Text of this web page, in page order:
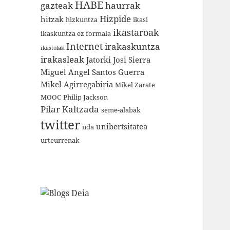
gazteakHABEhaurrak
hitzak hizkuntza Hizpide ikasi
ikaskuntza ez formala ikastaroak
ikastolak Internetirakaskuntza
irakasleak Jatorki Josi Sierra
Miguel Angel Santos Guerra
Mikel Agirregabiria Mikel Zarate
MOOC Philip Jackson
Pilar Kaltzada seme-alabak
twitter uda unibertsitatea
urteurrenak